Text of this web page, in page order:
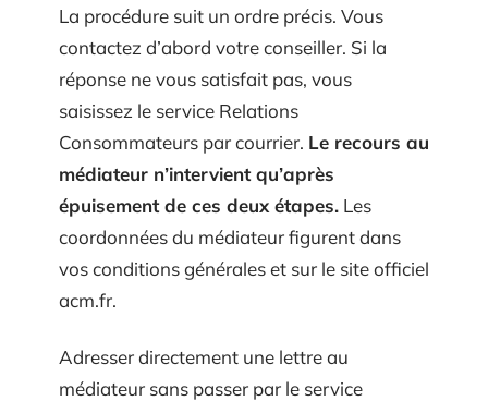
La procédure suit un ordre précis. Vous
contactez d’abord votre conseiller. Si la
réponse ne vous satisfait pas, vous
saisissez le service Relations
Consommateurs par courrier. Le recours au
médiateur n’intervient qu’après
épuisement de ces deux étapes. Les
coordonnées du médiateur figurent dans
vos conditions générales et sur le site officiel
acm.fr.
Adresser directement une lettre au
médiateur sans passer par le service